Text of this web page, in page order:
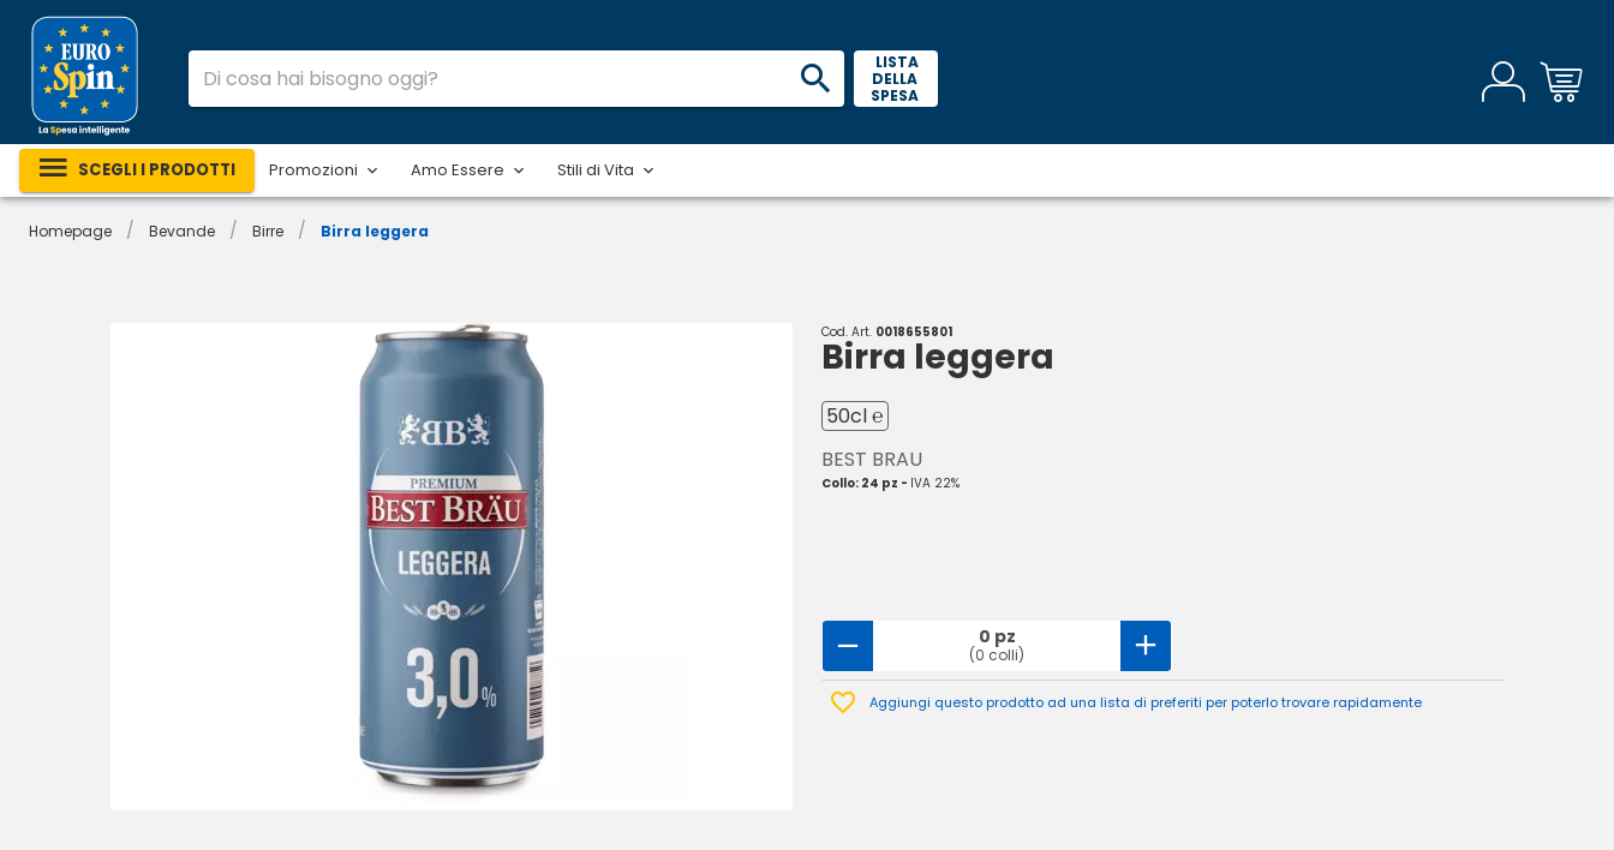
LISTA
DELLA
SPESA
SCEGLI I PRODOTTI Promozioni Amo Essere Stili di Vita
Homepage / Bevande / Birre / Birra leggera
Cod. Art. 0018655801
Birra leggera
50cl ℮
BEST BRAU
Collo: 24 pz - IVA 22%
0 pz
(0 colli)
Aggiungi questo prodotto ad una lista di preferiti per poterlo trovare rapidamente